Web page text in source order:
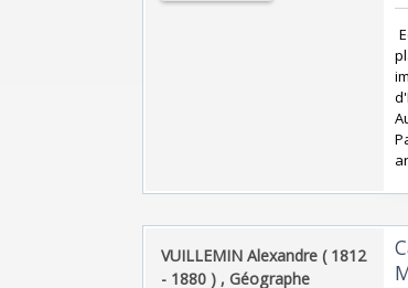
‎VUILLEMIN Alexandre ( 1812
- 1880 ) , Géographe‎